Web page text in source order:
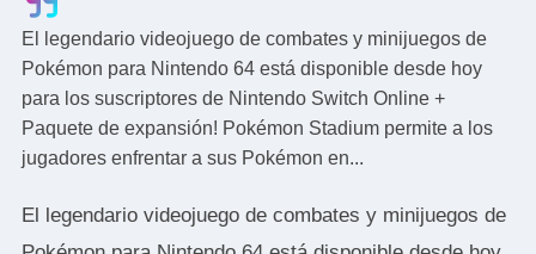
El legendario videojuego de combates y minijuegos de
Pokémon para Nintendo 64 está disponible desde hoy
para los suscriptores de Nintendo Switch Online +
Paquete de expansión! Pokémon Stadium permite a los
jugadores enfrentar a sus Pokémon en...
El legendario videojuego de combates y minijuegos de